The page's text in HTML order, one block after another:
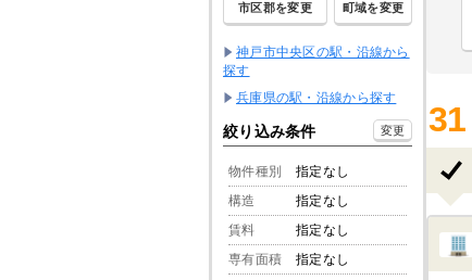
市区郡を変更 町域を変更
神戸市中央区の駅・沿線から
探す
兵庫県の駅・沿線から探す
絞り込み条件 変更
物件種別
指定なし
構造
指定なし
賃料
指定なし
専有面積
指定なし
31